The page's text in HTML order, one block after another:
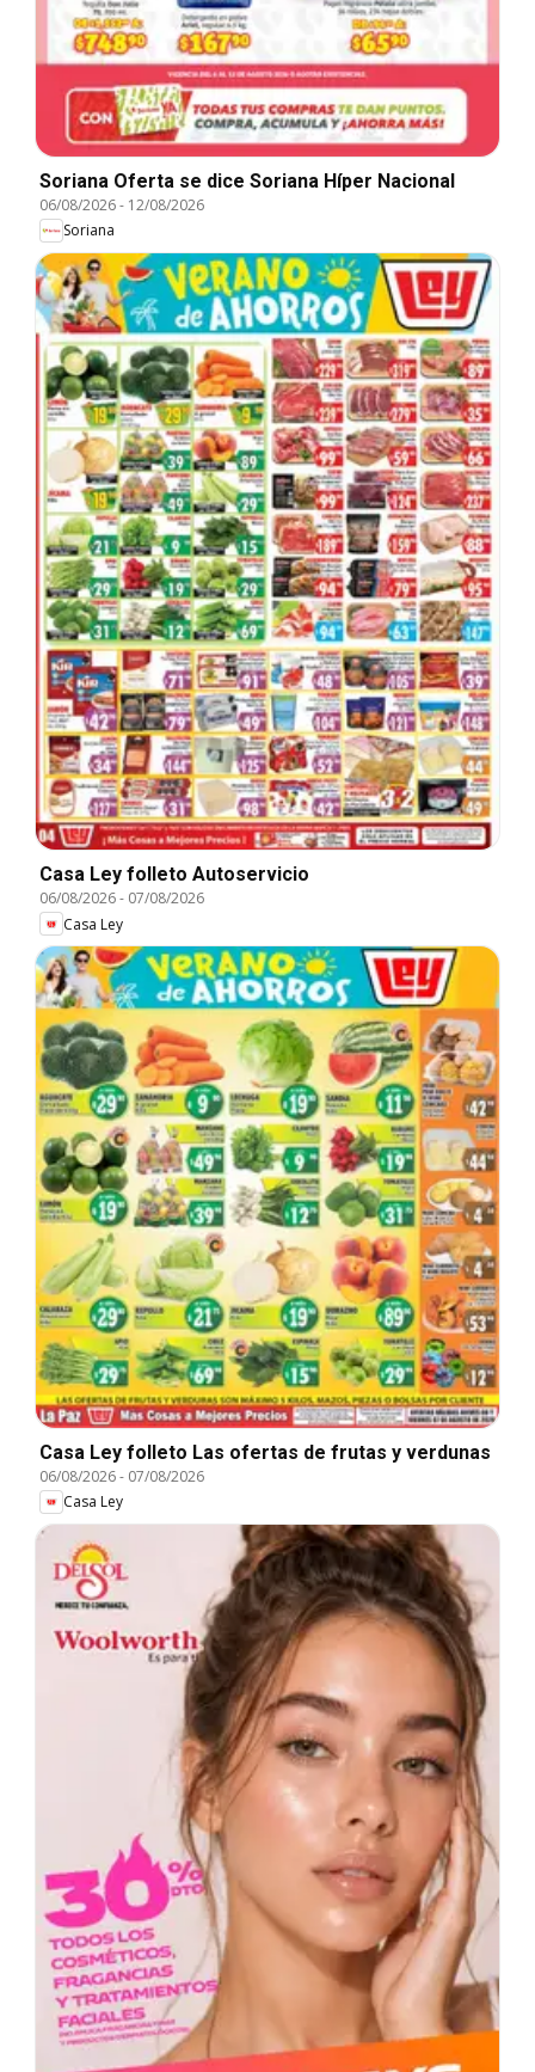
Soriana Oferta se dice Soriana Híper Nacional
06/08/2026- 12/08/2026
Soriana
Casa Ley folleto Autoservicio
06/08/2026- 07/08/2026
Casa Ley
Casa Ley folleto Las ofertas de frutas y verdunas
06/08/2026- 07/08/2026
Casa Ley